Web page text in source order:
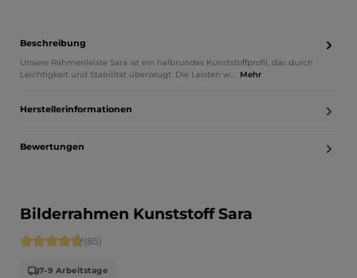
Beschreibung
Unsere Rahmenleiste Sara ist ein halbrundes Kunststoffprofil, das durch
Leichtigkeit und Stabilität überzeugt. Die Leisten w… Mehr
Herstellerinformationen
Bewertungen
Bilderrahmen Kunststoff Sara
Durchschnittliche Bewertung von 4.71 von 5 Sternen
(85)
7-9 Arbeitstage